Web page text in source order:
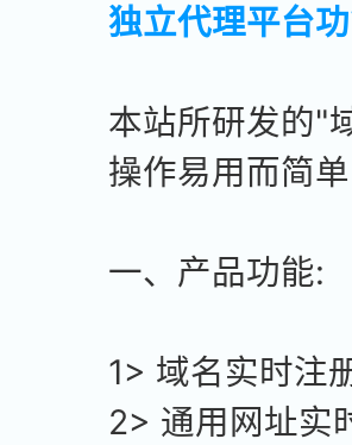
独立代理平台
本站所研发的"
操作易用而简
一、产品功能:
1> 域名实时注
2> 通用网址实